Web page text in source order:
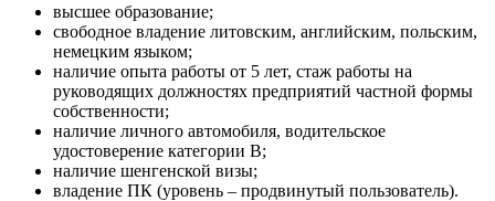
высшее образование;
свободное владение литовским, английским, польским,
немецким языком;
наличие опыта работы от 5 лет, стаж работы на
руководящих должностях предприятий частной формы
собственности;
наличие личного автомобиля, водительское
удостоверение категории В;
наличие шенгенской визы;
владение ПК (уровень – продвинутый пользователь).